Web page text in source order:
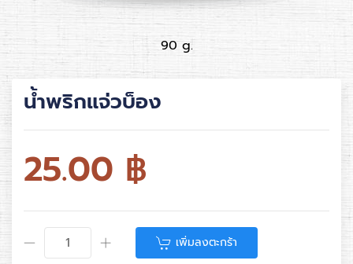
90 g.
น้ำพริกแจ่วบ็อง
25.00 ฿
เพิ่มลงตะกร้า